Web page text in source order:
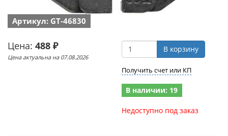
Артикул: GT-46830
Цена: 488 ₽
Цена актуальна на 07.08.2026
В корзину
Получить счет или КП
В наличии: 19
Недоступно под заказ